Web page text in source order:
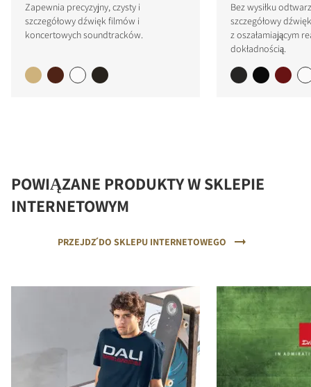
Zapewnia precyzyjny, czysty i
szczegółowy dźwięk filmów i
koncertowych soundtracków.
Bez wysiłku
szczegółowy
z oszałamiającym
dokładnością.
POWIĄZANE PRODUKTY W SKLEPIE
INTERNETOWYM
PRZEJDŹ DO SKLEPU INTERNETOWEGO